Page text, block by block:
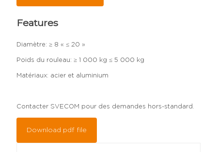
Features
Diamètre: ≥ 8 « ≤ 20 »
Poids du rouleau: ≥ 1 000 kg ≤ 5 000 kg
Matériaux: acier et aluminium
Contacter SVECOM pour des demandes hors-standard.
Download pdf file